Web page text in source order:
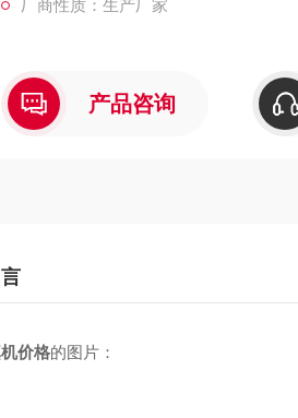
厂商性质：生产厂家
产品咨询
价格的图片：